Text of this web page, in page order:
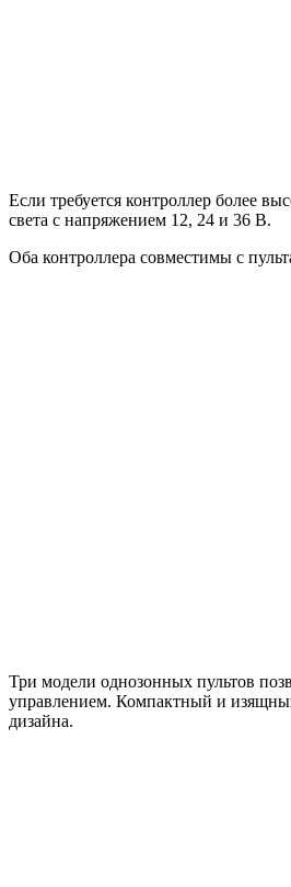
Если требуется контроллер более
света с напряжением 12, 24 и 36 В.
Оба контроллера совместимы с
Три модели однозонных пультов
управлением. Компактный и
дизайна.